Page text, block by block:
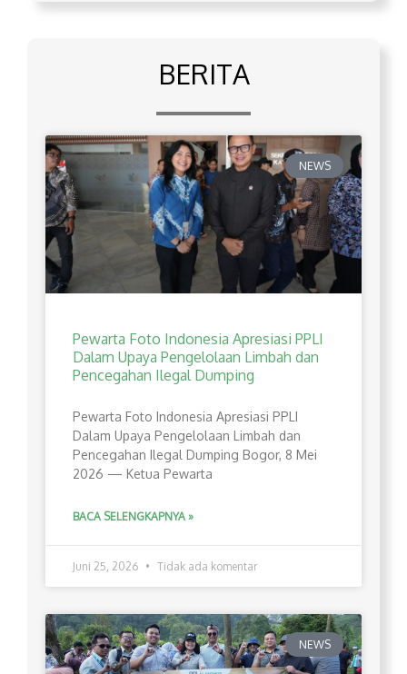
BERITA
NEWS
Pewarta Foto Indonesia Apresiasi PPLI
Dalam Upaya Pengelolaan Limbah dan
Pencegahan Ilegal Dumping
Pewarta Foto Indonesia Apresiasi PPLI
Dalam Upaya Pengelolaan Limbah dan
Pencegahan Ilegal Dumping Bogor, 8 Mei
2026 — Ketua Pewarta
BACA SELENGKAPNYA »
Juni 25, 2026 Tidak ada komentar
NEWS